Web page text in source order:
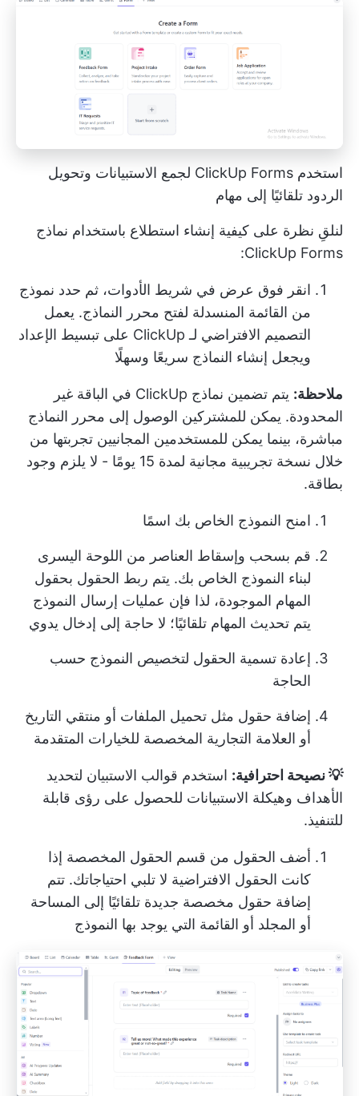
استخدم ClickUp Forms لجمع الاستبيانات وتحويل
الردود تلقائيًا إلى مهام
لنلقِ نظرة على كيفية إنشاء استطلاع باستخدام نماذج
ClickUp Forms:
انقر فوق عرض في شريط الأدوات، ثم حدد نموذج
من القائمة المنسدلة لفتح محرر النماذج. يعمل
التصميم الافتراضي لـ ClickUp على تبسيط الإعداد
ويجعل إنشاء النماذج سريعًا وسهلًا
ملاحظة:
يتم تضمين نماذج ClickUp في الباقة غير
المحدودة. يمكن للمشتركين الوصول إلى محرر النماذج
مباشرة، بينما يمكن للمستخدمين المجانيين تجربتها من
خلال نسخة تجريبية مجانية لمدة 15 يومًا - لا يلزم وجود
بطاقة.
امنح النموذج الخاص بك اسمًا
قم بسحب وإسقاط العناصر من اللوحة اليسرى
لبناء النموذج الخاص بك. يتم ربط الحقول بحقول
المهام الموجودة، لذا فإن عمليات إرسال النموذج
يتم تحديث المهام تلقائيًا؛ لا حاجة إلى إدخال يدوي
إعادة تسمية الحقول لتخصيص النموذج حسب
الحاجة
إضافة حقول مثل تحميل الملفات أو منتقي التاريخ
أو العلامة التجارية المخصصة للخيارات المتقدمة
💡 نصيحة احترافية: استخدم قوالب الاستبيان لتحديد
الأهداف وهيكلة الاستبيانات للحصول على رؤى قابلة
للتنفيذ.
أضف الحقول من قسم الحقول المخصصة إذا
كانت الحقول الافتراضية لا تلبي احتياجاتك. تتم
إضافة حقول مخصصة جديدة تلقائيًا إلى المساحة
أو المجلد أو القائمة التي يوجد بها النموذج